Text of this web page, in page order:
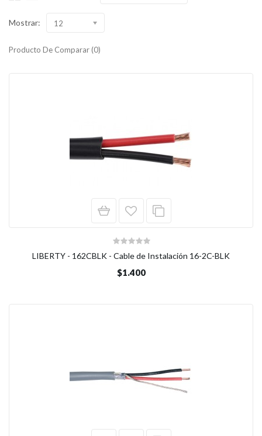
Mostrar: 12
Producto De Comparar (0)
LIBERTY - 162CBLK - Cable de Instalación 16-2C-BLK
$1.400